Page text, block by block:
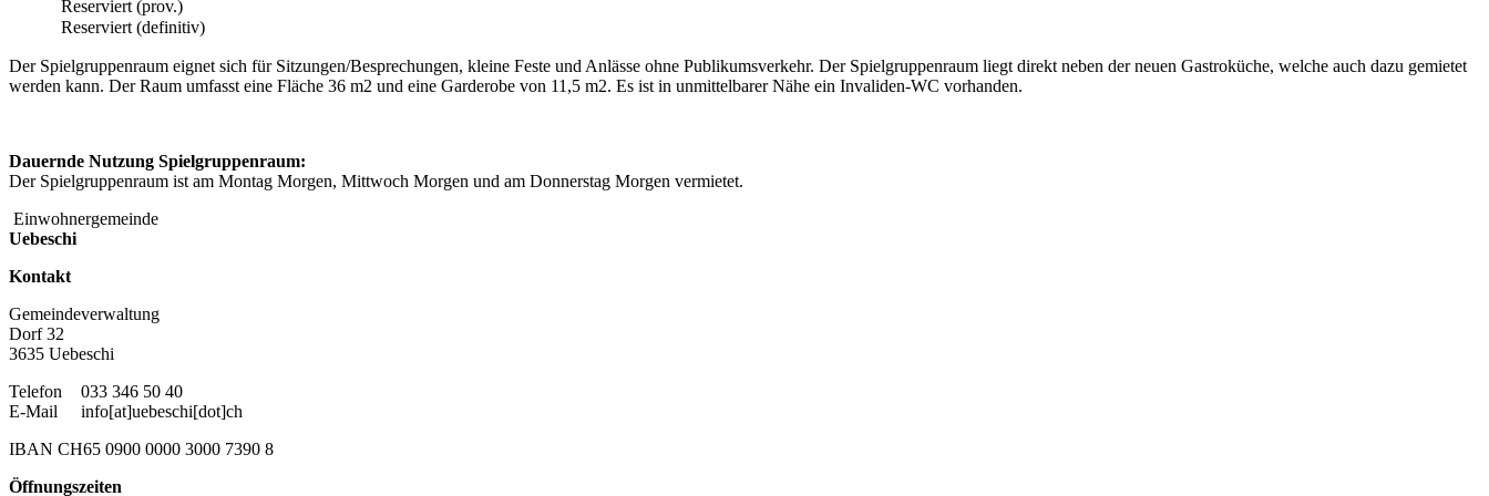
Reserviert (prov.)
Reserviert (definitiv)
Der Spielgruppenraum eignet sich für Sitzungen/Besprechungen, kleine Feste und Anlässe ohne Publikumsverkehr. Der Spielgruppenraum liegt direkt neben der neuen Gastroküche, welche auch dazu gemietet
werden kann. Der Raum umfasst eine Fläche 36 m2 und eine Garderobe von 11,5 m2. Es ist in unmittelbarer Nähe ein Invaliden-WC vorhanden.
Dauernde Nutzung Spielgruppenraum:
Der Spielgruppenraum ist am Montag Morgen, Mittwoch Morgen und am Donnerstag Morgen vermietet.
Einwohnergemeinde
Uebeschi
Kontakt
Gemeindeverwaltung
Dorf 32
3635 Uebeschi
Telefon
033 346 50 40
E-Mail
info[at]uebeschi[dot]ch
IBAN CH65 0900 0000 3000 7390 8
Öffnungszeiten